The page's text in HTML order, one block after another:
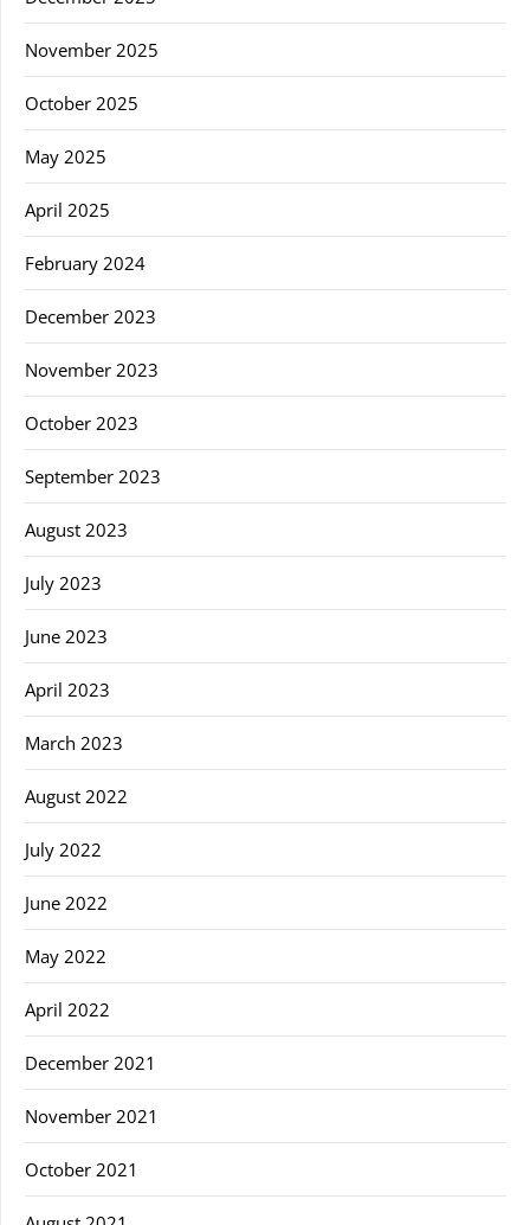
November 2025
October 2025
May 2025
April 2025
February 2024
December 2023
November 2023
October 2023
September 2023
August 2023
July 2023
June 2023
April 2023
March 2023
August 2022
July 2022
June 2022
May 2022
April 2022
December 2021
November 2021
October 2021